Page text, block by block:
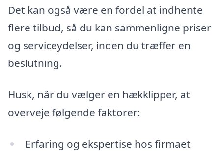
Det kan også være en fordel at indhente
flere tilbud, så du kan sammenligne priser
og serviceydelser, inden du træffer en
beslutning.
Husk, når du vælger en hækklipper, at
overveje følgende faktorer:
Erfaring og ekspertise hos firmaet